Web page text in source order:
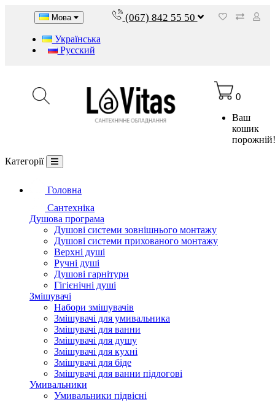
Мова
Українська
Русский
(067) 842 55 50
0
Ваш
кошик
Категорії
Головна
Сантехніка
Душова програма
Душові системи зовнішнього монтажу
Душові системи прихованого монтажу
Верхні душі
Ручні душі
Душові гарнітури
Гігієнічні душі
Змішувачі
Набори змішувачів
Змішувачі для умивальника
Змішувачі для ванни
Змішувачі для душу
Змішувачі для кухні
Змішувачі для біде
Змішувачі для ванни підлогові
Умивальники
Умивальники підвісні